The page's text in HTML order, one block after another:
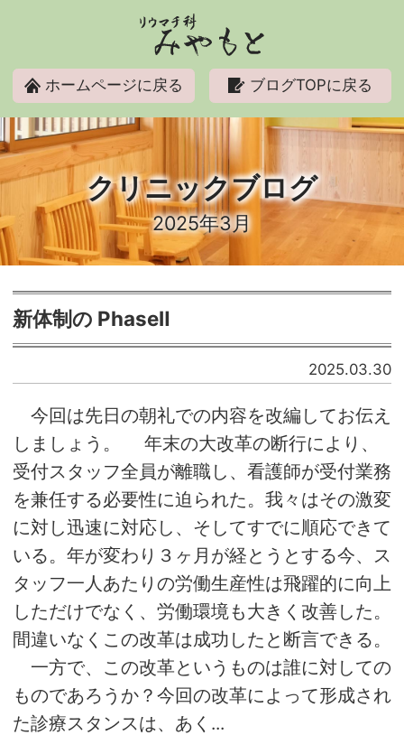
ホームページに戻る ブログTOPに戻る
クリニックブログ
2025年3月
新体制の PhaseⅡ
2025.03.30
今回は先日の朝礼での内容を改編してお伝え
しましょう。 年末の大改革の断行により、
受付スタッフ全員が離職し、看護師が受付業務
を兼任する必要性に迫られた。我々はその激変
に対し迅速に対応し、そしてすでに順応できて
いる。年が変わり３ヶ月が経とうとする今、ス
タッフ一人あたりの労働生産性は飛躍的に向上
しただけでなく、労働環境も大きく改善した。
間違いなくこの改革は成功したと断言できる。
一方で、この改革というものは誰に対しての
ものであろうか？今回の改革によって形成され
た診療スタンスは、あく...